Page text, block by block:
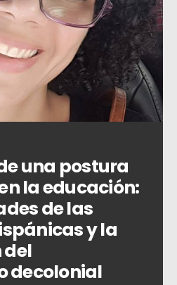
una postura
la educación:
de las
y la
decolonial